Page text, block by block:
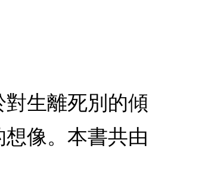
生離死別的傾
像。本書共由